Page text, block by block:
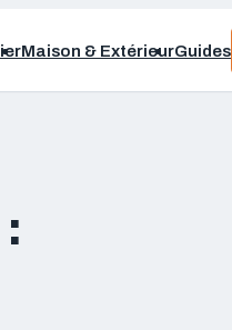
Maison & ExtérieurGuides